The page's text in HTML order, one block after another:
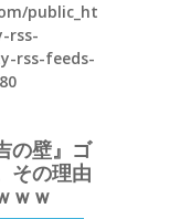
public_ht
rss-
rss-feeds-
の壁』ゴ
その理由
ｗｗ